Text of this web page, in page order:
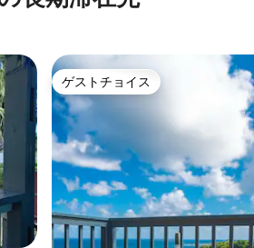
ゲストチョイス
ゲストチョイス